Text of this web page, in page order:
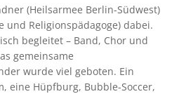
(Heilsarmee Berlin-Südwest)
und Religionspädagoge) dabei.
begleitet – Band, Chor und
gemeinsame
wurde viel geboten. Ein
eine Hüpfburg, Bubble-Soccer,